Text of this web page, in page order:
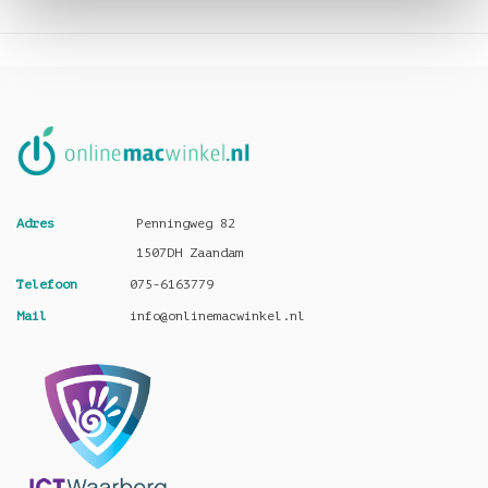
Adres
Penningweg 82
1507DH Zaandam
Telefoon 075-6163779
Mail info@onlinemacwinkel.nl